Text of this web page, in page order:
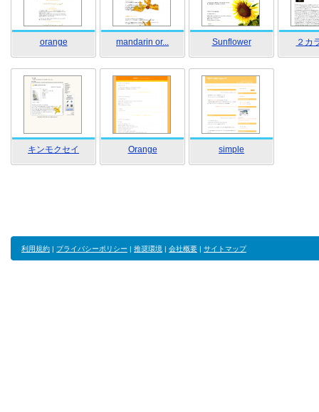
orange mandarin or... Sunflower ２カ
キンモクセイ Orange simple
利用規約 | プライバシーポリシー | 推奨環境 | 会社概要 | サイトマップ